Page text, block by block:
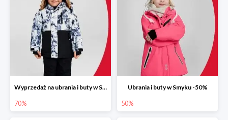
Wyprzedaż na ubrania i buty w Smyku do -70%
70%
Ubrania i buty w Smyku -50%
50%